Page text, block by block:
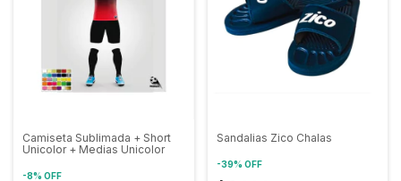
Camiseta Sublimada + Short
Unicolor + Medias Unicolor
-8% OFF
Sandalias Zico Chalas
-39% OFF